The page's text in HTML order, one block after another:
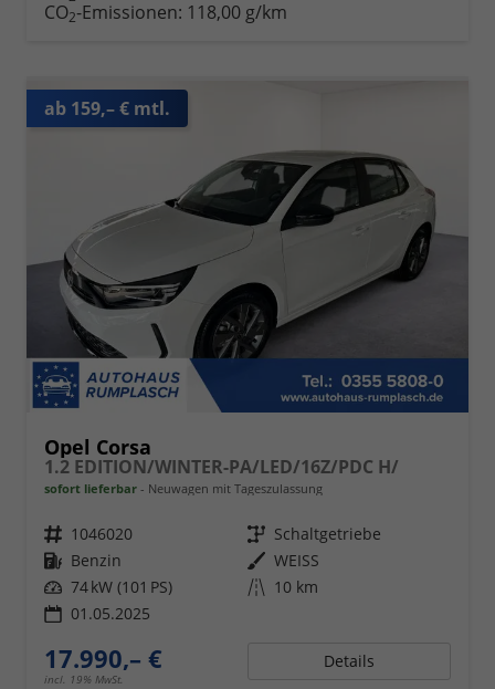
CO2-Emissionen: 118,00 g/km
ab 159,– € mtl.
Opel Corsa
1.2 EDITION/WINTER-PA/LED/16Z/PDC H/
sofort lieferbar Neuwagen mit Tageszulassung
Fahrzeugnr. 1046020 Getriebe Schaltgetriebe
Kraftstoff Benzin Außenfarbe WEISS
Leistung 74 kW (101 PS) Kilometerstand 10 km
01.05.2025
17.990,– €
incl. 19% MwSt.
Details